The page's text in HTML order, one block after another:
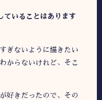
ていることはあります
ぎないように描きたい
からないけれど、そこ
好きだったので、その